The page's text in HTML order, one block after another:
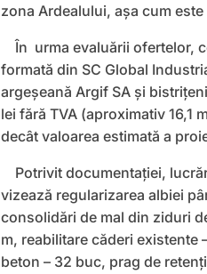
zona Ardealului, aşa cum
În urma evaluării ofertelor,
formată din SC Global
argeşeană Argif SA şi
lei fără TVA (aproximativ 16,1
decât valoarea estimată a
Potrivit documentaţiei,
vizează regularizarea albiei
consolidări de mal din ziduri
m, reabilitare căderi existente
beton – 32 buc, prag de